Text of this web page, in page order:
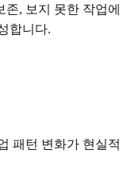
, 보지 못한 작업에
합니다.
패턴 변화가 현실적